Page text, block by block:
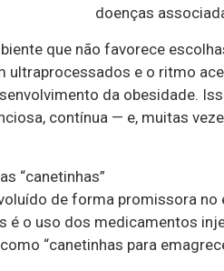
doenças
que não favorece
ultraprocessados e o ritmo
da obesidade.
contínua — e, muitas
“canetinhas”
de forma promissora
é o uso dos medicamentos
“canetinhas para